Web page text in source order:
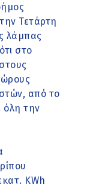
Τετάρτη
λάμπας
στο
από το
όλη την
KWh